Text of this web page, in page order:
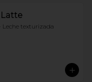
Leche texturizada